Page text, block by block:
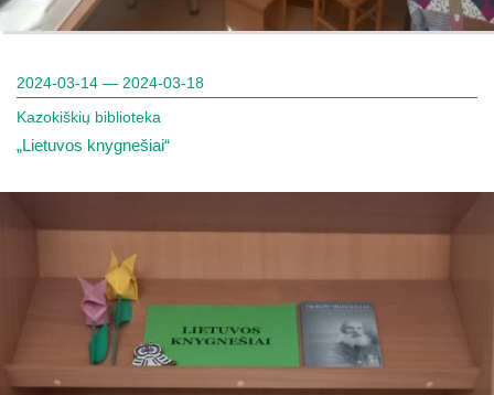
2024-03-14 — 2024-03-18
Kazokiškių biblioteka
„Lietuvos knygnešiai“